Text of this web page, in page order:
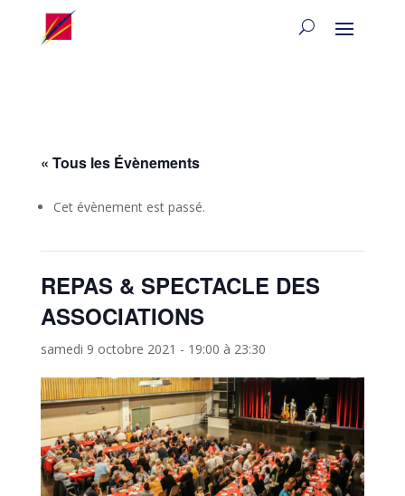
« Tous les Évènements
Cet évènement est passé.
REPAS & SPECTACLE DES
ASSOCIATIONS
samedi 9 octobre 2021 - 19:00 à 23:30